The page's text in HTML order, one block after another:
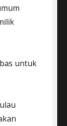
untuk